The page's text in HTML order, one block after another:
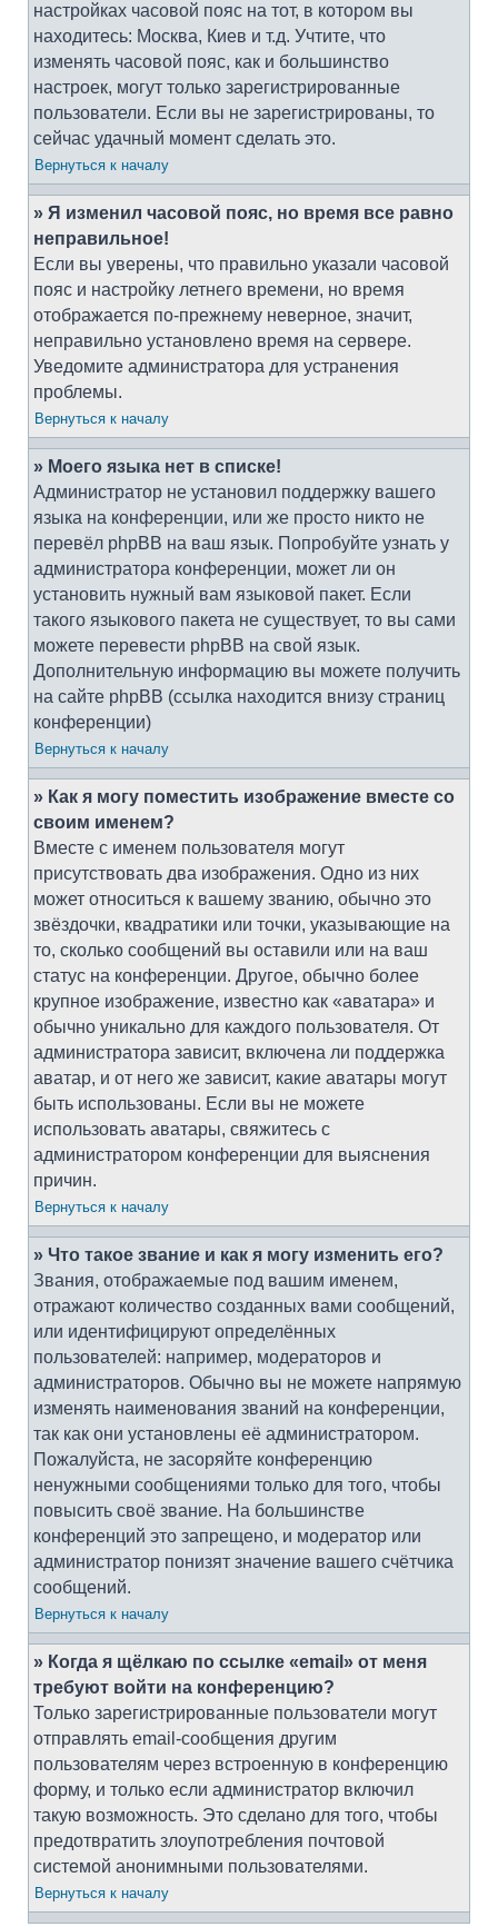
настройках часовой пояс на тот, в котором вы
находитесь: Москва, Киев и т.д. Учтите, что
изменять часовой пояс, как и большинство
настроек, могут только зарегистрированные
пользователи. Если вы не зарегистрированы, то
сейчас удачный момент сделать это.
Вернуться к началу
» Я изменил часовой пояс, но время все равно
неправильное!
Если вы уверены, что правильно указали часовой
пояс и настройку летнего времени, но время
отображается по-прежнему неверное, значит,
неправильно установлено время на сервере.
Уведомите администратора для устранения
проблемы.
Вернуться к началу
» Моего языка нет в списке!
Администратор не установил поддержку вашего
языка на конференции, или же просто никто не
перевёл phpBB на ваш язык. Попробуйте узнать у
администратора конференции, может ли он
установить нужный вам языковой пакет. Если
такого языкового пакета не существует, то вы сами
можете перевести phpBB на свой язык.
Дополнительную информацию вы можете получить
на сайте phpBB (ссылка находится внизу страниц
конференции)
Вернуться к началу
» Как я могу поместить изображение вместе со
своим именем?
Вместе с именем пользователя могут
присутствовать два изображения. Одно из них
может относиться к вашему званию, обычно это
звёздочки, квадратики или точки, указывающие на
то, сколько сообщений вы оставили или на ваш
статус на конференции. Другое, обычно более
крупное изображение, известно как «аватара» и
обычно уникально для каждого пользователя. От
администратора зависит, включена ли поддержка
аватар, и от него же зависит, какие аватары могут
быть использованы. Если вы не можете
использовать аватары, свяжитесь с
администратором конференции для выяснения
причин.
Вернуться к началу
» Что такое звание и как я могу изменить его?
Звания, отображаемые под вашим именем,
отражают количество созданных вами сообщений,
или идентифицируют определённых
пользователей: например, модераторов и
администраторов. Обычно вы не можете напрямую
изменять наименования званий на конференции,
так как они установлены её администратором.
Пожалуйста, не засоряйте конференцию
ненужными сообщениями только для того, чтобы
повысить своё звание. На большинстве
конференций это запрещено, и модератор или
администратор понизят значение вашего счётчика
сообщений.
Вернуться к началу
» Когда я щёлкаю по ссылке «email» от меня
требуют войти на конференцию?
Только зарегистрированные пользователи могут
отправлять email-сообщения другим
пользователям через встроенную в конференцию
форму, и только если администратор включил
такую возможность. Это сделано для того, чтобы
предотвратить злоупотребления почтовой
системой анонимными пользователями.
Вернуться к началу